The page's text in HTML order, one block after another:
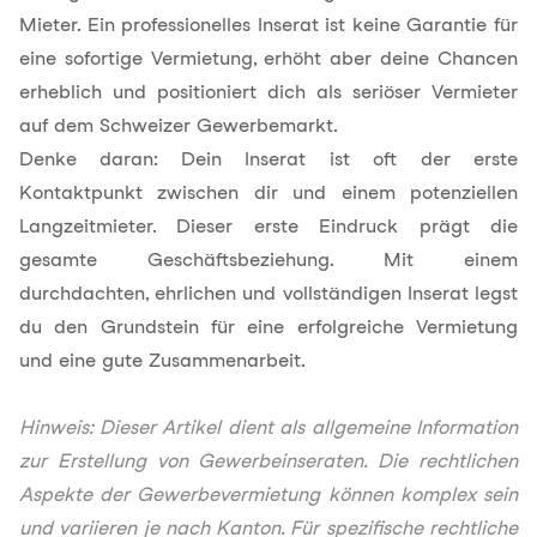
Mieter. Ein professionelles Inserat ist keine Garantie für
eine sofortige Vermietung, erhöht aber deine Chancen
erheblich und positioniert dich als seriöser Vermieter
auf dem Schweizer Gewerbemarkt.
Denke daran: Dein Inserat ist oft der erste
Kontaktpunkt zwischen dir und einem potenziellen
Langzeitmieter. Dieser erste Eindruck prägt die
gesamte Geschäftsbeziehung. Mit einem
durchdachten, ehrlichen und vollständigen Inserat legst
du den Grundstein für eine erfolgreiche Vermietung
und eine gute Zusammenarbeit.
Hinweis: Dieser Artikel dient als allgemeine Information
zur Erstellung von Gewerbeinseraten. Die rechtlichen
Aspekte der Gewerbevermietung können komplex sein
und variieren je nach Kanton. Für spezifische rechtliche